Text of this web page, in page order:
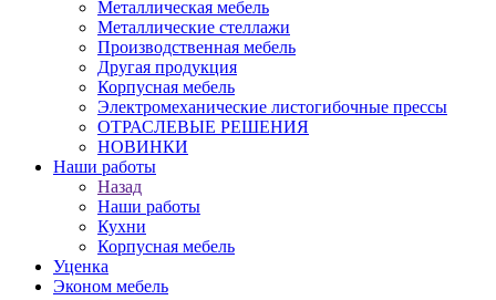
Металлическая мебель
Металлические стеллажи
Производственная мебель
Другая продукция
Корпусная мебель
Электромеханические листогибочные прессы
ОТРАСЛЕВЫЕ РЕШЕНИЯ
НОВИНКИ
Наши работы
Назад
Наши работы
Кухни
Корпусная мебель
Уценка
Эконом мебель